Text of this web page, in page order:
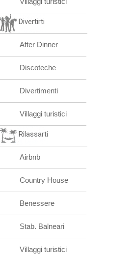
Divertirti
After Dinner
Discoteche
Divertimenti
Villaggi turistici
Rilassarti
Airbnb
Country House
Benessere
Stab. Balneari
Villaggi turistici